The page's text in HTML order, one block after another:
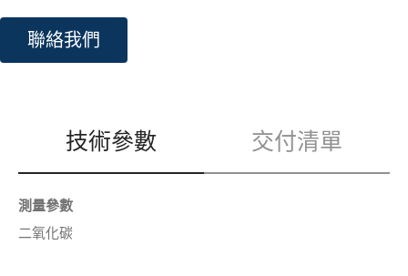
聯絡我們
技術參數 交付清單
測量參數
二氧化碳